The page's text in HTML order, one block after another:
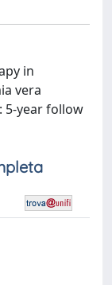
in
vera
5-year follow